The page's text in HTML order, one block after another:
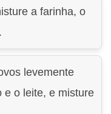
a farinha, o
levemente
e o leite, e misture